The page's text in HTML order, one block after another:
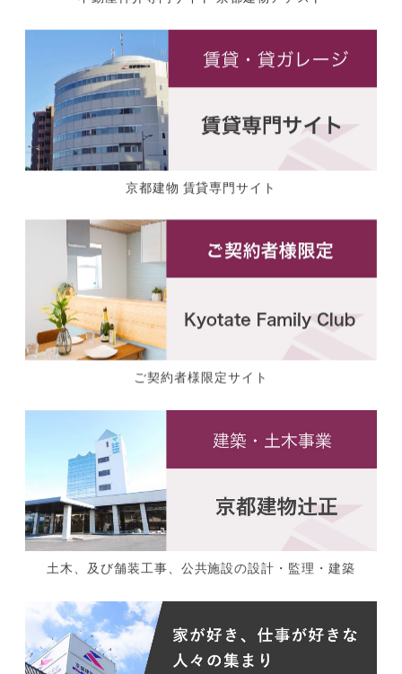
京都建物 賃貸専門サイト
ご契約者様限定サイト
土木、及び舗装工事、公共施設の設計・監理・建築